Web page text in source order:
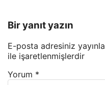
Bir yanıt yazın
E-posta adresiniz
ile işaretlenmişlerdir
Yorum *